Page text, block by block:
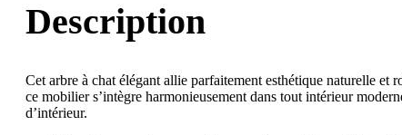
Description
Cet arbre à chat élégant allie parfaitement esthétique naturelle et
ce mobilier s’intègre harmonieusement dans tout intérieur
d’intérieur.